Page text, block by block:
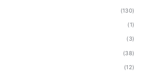
(130)
(1)
(3)
(38)
(12)